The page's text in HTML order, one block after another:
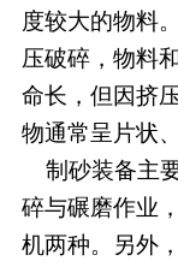
度较大的物料
压破碎，物料
命长，但因挤
物通常呈片状
制砂装备主
碎与碾磨作业
机两种。另外